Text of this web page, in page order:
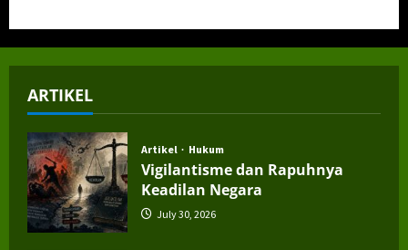
ARTIKEL
Artikel Hukum
Vigilantisme dan Rapuhnya
Keadilan Negara
July 30, 2026